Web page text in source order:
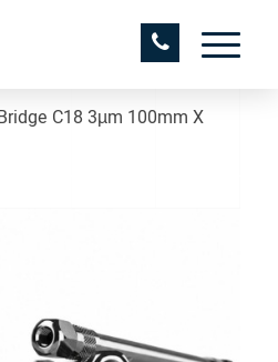
C18 3µm 100mm X